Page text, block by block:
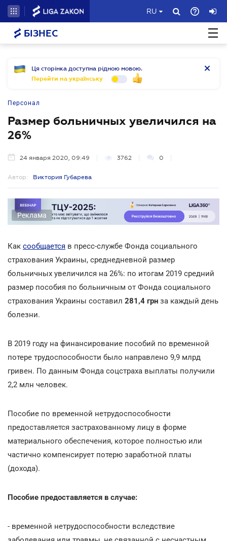
RU
БІЗНЕС
Ця сторінка доступна рідною мовою.
Перейти на українську
Персонал
Размер больничных увеличился на
26%
24 января 2020, 09:49 3762 0
Автор: Виктория Губарева
Реклама
Как сообщается в пресс-службе Фонда социального
страхования Украины, среднедневной размер
больничных увеличился на 26%: по итогам 2019 средний
размер пособия по больничным от Фонда социального
страхования Украины составил 281,4 грн за каждый день
болезни.
В 2019 году на финансирование пособий по временной
потере трудоспособности было направлено 9,9 млрд
гривен. По данным Фонда соцстраха выплаты получили
2,2 млн человек.
Пособие по временной нетрудоспособности
предоставляется застрахованному лицу в форме
материального обеспечения, которое полностью или
частично компенсирует потерю заработной платы
(дохода).
Пособие предоставляется в случае:
- временной нетрудоспособности вследствие